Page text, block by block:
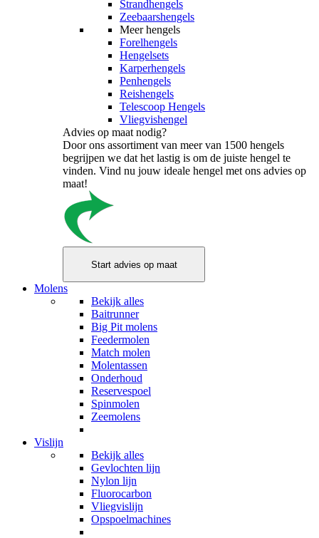
Strandhengels
Zeebaarshengels
Meer hengels
Forelhengels
Hengelsets
Karperhengels
Penhengels
Reishengels
Telescoop Hengels
Vliegvishengel
Advies op maat nodig?
Door ons assortiment van meer van 1500 hengels
begrijpen we dat het lastig is om de juiste hengel te
vinden. Vind nu jouw ideale hengel met ons advies op
maat!
Molens
Bekijk alles
Baitrunner
Big Pit molens
Feedermolen
Match molen
Molentassen
Onderhoud
Reservespoel
Spinmolen
Zeemolens
Vislijn
Bekijk alles
Gevlochten lijn
Nylon lijn
Fluorocarbon
Vliegvislijn
Opspoelmachines